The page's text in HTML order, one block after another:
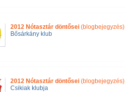
2012 Nótasztár döntősei(blogbejegyzés)
Bősárkány klub
2012 Nótasztár döntősei(blogbejegyzés)
Csikiak klubja